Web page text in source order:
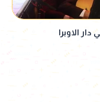
الاوبرا